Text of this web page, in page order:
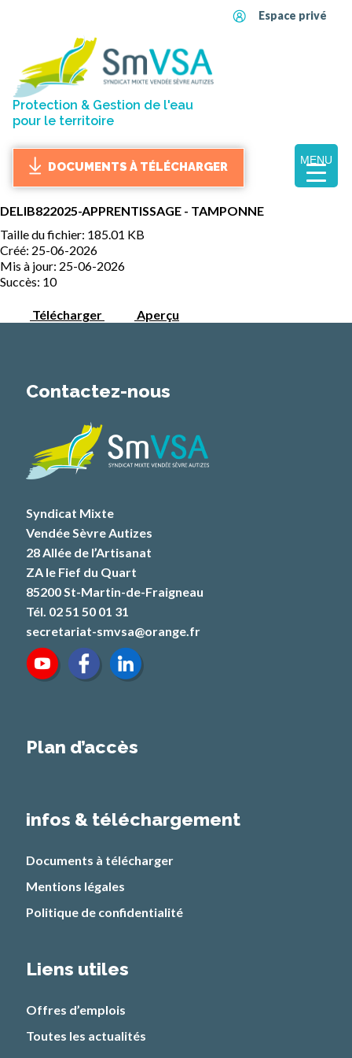
Espace privé
Protection & Gestion de l'eau
pour le territoire
DOCUMENTS À TÉLÉCHARGER
MENU
DELIB822025-APPRENTISSAGE - TAMPONNE
Taille du fichier: 185.01 KB
Créé: 25-06-2026
Mis à jour: 25-06-2026
Succès: 10
Télécharger Aperçu
Contactez-nous
Syndicat Mixte
Vendée Sèvre Autizes
28 Allée de l’Artisanat
ZA le Fief du Quart
85200 St-Martin-de-Fraigneau
Tél. 02 51 50 01 31
secretariat-smvsa@orange.fr
Plan d’accès
infos & téléchargement
Documents à télécharger
Mentions légales
Politique de confidentialité
Liens utiles
Offres d’emplois
Toutes les actualités